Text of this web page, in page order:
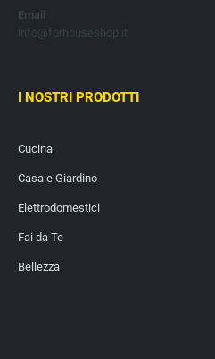
Email
info@forhouseshop.it
I NOSTRI PRODOTTI
Cucina
Casa e Giardino
Elettrodomestici
Fai da Te
Bellezza